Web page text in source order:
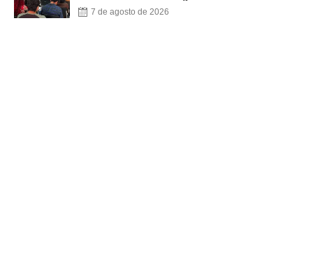
7 de agosto de 2026